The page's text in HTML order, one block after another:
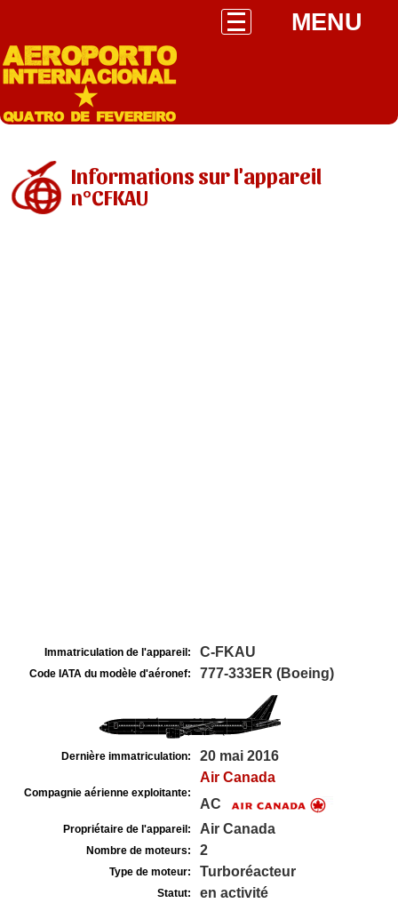
MENU
Informations sur l'appareil
n°CFKAU
Immatriculation de l'appareil: C-FKAU
Code IATA du modèle d'aéronef: 777-333ER (Boeing)
Dernière immatriculation: 20 mai 2016
Compagnie aérienne exploitante:
Air Canada
AC
Propriétaire de l'appareil: Air Canada
Nombre de moteurs: 2
Type de moteur: Turboréacteur
Statut: en activité